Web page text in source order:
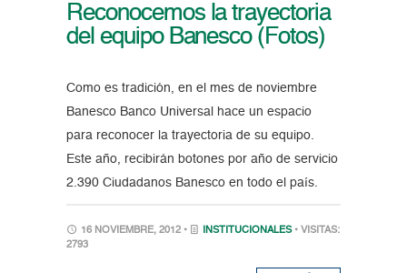
Reconocemos la trayectoria
del equipo Banesco (Fotos)
Como es tradición, en el mes de noviembre
Banesco Banco Universal hace un espacio
para reconocer la trayectoria de su equipo.
Este año, recibirán botones por año de servicio
2.390 Ciudadanos Banesco en todo el país.
16 NOVIEMBRE, 2012 • INSTITUCIONALES • VISITAS:
2793